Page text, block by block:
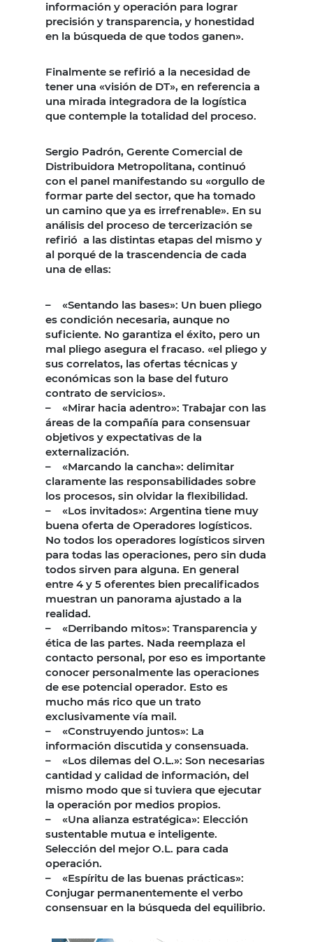
información y operación para lograr
precisión y transparencia, y honestidad
en la búsqueda de que todos ganen».
Finalmente se refirió a la necesidad de
tener una «visión de DT», en referencia a
una mirada integradora de la logística
que contemple la totalidad del proceso.
Sergio Padrón, Gerente Comercial de
Distribuidora Metropolitana, continuó
con el panel manifestando su «orgullo de
formar parte del sector, que ha tomado
un camino que ya es irrefrenable». En su
análisis del proceso de tercerización se
refirió a las distintas etapas del mismo y
al porqué de la trascendencia de cada
una de ellas:
– «Sentando las bases»: Un buen pliego
es condición necesaria, aunque no
suficiente. No garantiza el éxito, pero un
mal pliego asegura el fracaso. «el pliego y
sus correlatos, las ofertas técnicas y
económicas son la base del futuro
contrato de servicios».
– «Mirar hacia adentro»: Trabajar con las
áreas de la compañía para consensuar
objetivos y expectativas de la
externalización.
– «Marcando la cancha»: delimitar
claramente las responsabilidades sobre
los procesos, sin olvidar la flexibilidad.
– «Los invitados»: Argentina tiene muy
buena oferta de Operadores logísticos.
No todos los operadores logísticos sirven
para todas las operaciones, pero sin duda
todos sirven para alguna. En general
entre 4 y 5 oferentes bien precalificados
muestran un panorama ajustado a la
realidad.
– «Derribando mitos»: Transparencia y
ética de las partes. Nada reemplaza el
contacto personal, por eso es importante
conocer personalmente las operaciones
de ese potencial operador. Esto es
mucho más rico que un trato
exclusivamente vía mail.
– «Construyendo juntos»: La
información discutida y consensuada.
– «Los dilemas del O.L.»: Son necesarias
cantidad y calidad de información, del
mismo modo que si tuviera que ejecutar
la operación por medios propios.
– «Una alianza estratégica»: Elección
sustentable mutua e inteligente.
Selección del mejor O.L. para cada
operación.
– «Espíritu de las buenas prácticas»:
Conjugar permanentemente el verbo
consensuar en la búsqueda del equilibrio.